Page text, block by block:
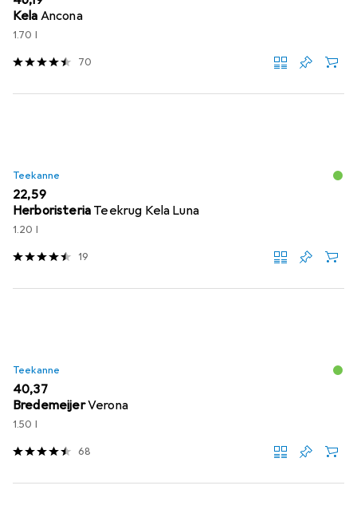
Kela Ancona
1.70 l
70
Teekanne
EUR
22,59
Herboristeria Teekrug Kela Luna
1.20 l
19
Teekanne
EUR
40,37
BredemeijerVerona
1.50 l
68